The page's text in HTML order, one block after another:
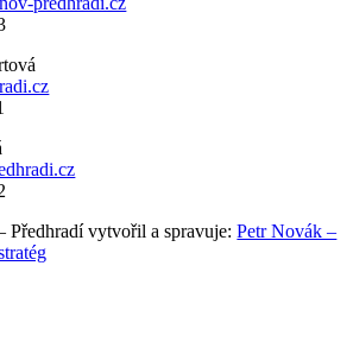
Předhradí vytvořil a spravuje:Petr Novák –